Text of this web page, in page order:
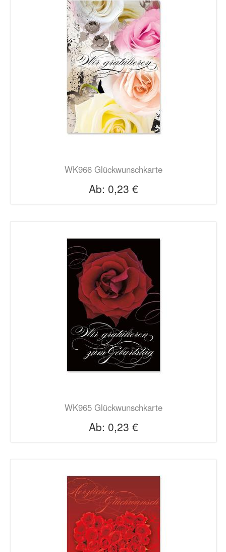
WK966 Glückwunschkarte
Ab: 0,23 €
WK965 Glückwunschkarte
Ab: 0,23 €